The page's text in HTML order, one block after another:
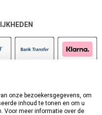
onze bezoekersgegevens, om
inhoud te tonen en om u
Voor meer informatie over de